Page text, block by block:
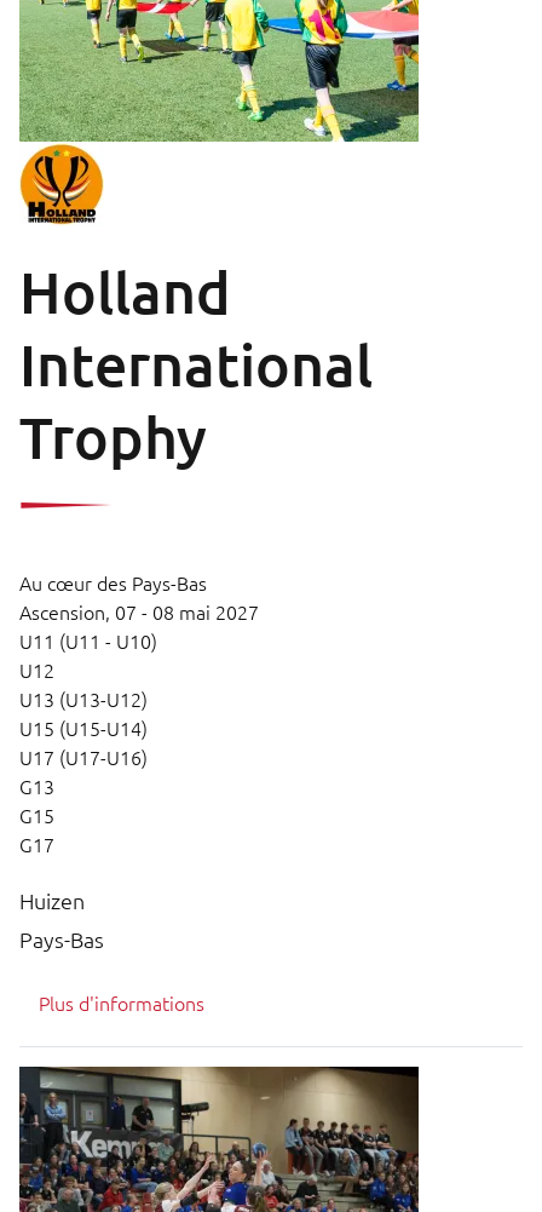
Holland
International
Trophy
Au cœur des Pays-Bas
Ascension, 07 - 08 mai 2027
U11 (U11 - U10)
U12
U13 (U13-U12)
U15 (U15-U14)
U17 (U17-U16)
G13
G15
G17
Huizen
Pays-Bas
Plus d'informations